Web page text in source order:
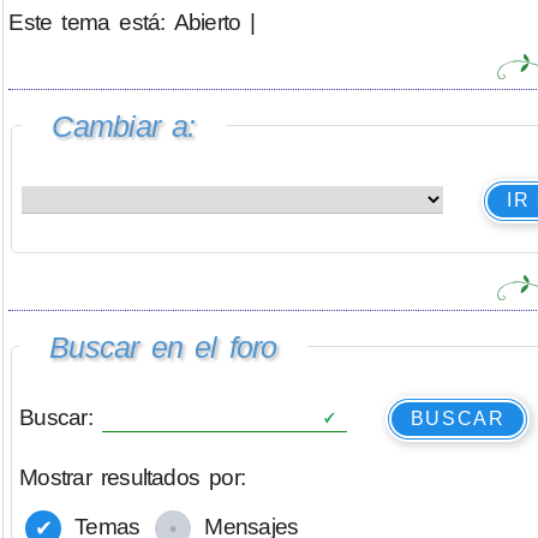
Este tema está: Abierto |
Cambiar a:
Buscar en el foro
Buscar: BUSCAR
Mostrar resultados por:
Temas
Mensajes